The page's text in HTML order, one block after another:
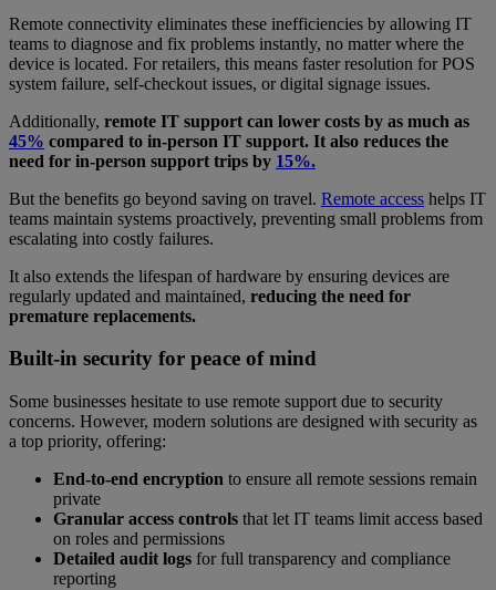
Remote connectivity eliminates these inefficiencies by allowing IT
teams to diagnose and fix problems instantly, no matter where the
device is located. For retailers, this means faster resolution for POS
system failure, self-checkout issues, or digital signage issues.
Additionally, remote IT support can lower costs by as much as
45% compared to in-person IT support. It also reduces the
need for in-person support trips by 15%.
But the benefits go beyond saving on travel. Remote access helps IT
teams maintain systems proactively, preventing small problems from
escalating into costly failures.
It also extends the lifespan of hardware by ensuring devices are
regularly updated and maintained, reducing the need for
premature replacements.
Built-in security for peace of mind
Some businesses hesitate to use remote support due to security
concerns. However, modern solutions are designed with security as
a top priority, offering:
End-to-end encryption to ensure all remote sessions remain
private
Granular access controls that let IT teams limit access based
on roles and permissions
Detailed audit logs for full transparency and compliance
reporting